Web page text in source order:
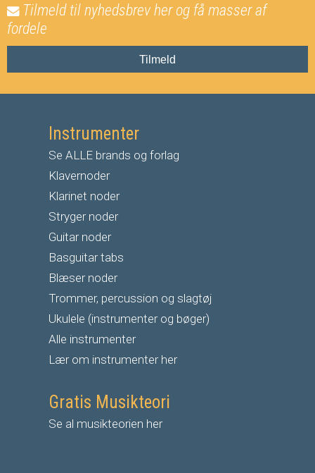
Tilmeld til nyhedsbrev her og få masser af
fordele
Tilmeld
Instrumenter
Se ALLE brands og forlag
Klavernoder
Klarinet noder
Stryger noder
Guitar noder
Basguitar tabs
Blæser noder
Trommer, percussion og slagtøj
Ukulele (instrumenter og bøger)
Alle instrumenter
Lær om instrumenter her
Gratis Musikteori
Se al musikteorien her